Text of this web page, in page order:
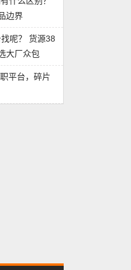
边界
呢？ 货源38
大厂众包
平台，碎片